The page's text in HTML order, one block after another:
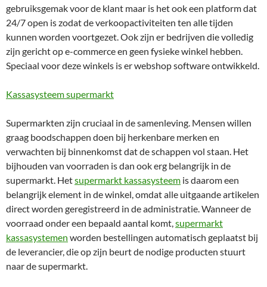
gebruiksgemak voor de klant maar is het ook een platform dat
24/7 open is zodat de verkoopactiviteiten ten alle tijden
kunnen worden voortgezet. Ook zijn er bedrijven die volledig
zijn gericht op e-commerce en geen fysieke winkel hebben.
Speciaal voor deze winkels is er webshop software ontwikkeld.
Kassasysteem supermarkt
Supermarkten zijn cruciaal in de samenleving. Mensen willen
graag boodschappen doen bij herkenbare merken en
verwachten bij binnenkomst dat de schappen vol staan. Het
bijhouden van voorraden is dan ook erg belangrijk in de
supermarkt. Hetsupermarkt kassasysteem is daarom een
belangrijk element in de winkel, omdat alle uitgaande artikelen
direct worden geregistreerd in de administratie. Wanneer de
voorraad onder een bepaald aantal komt,supermarkt
kassasystemen worden bestellingen automatisch geplaatst bij
de leverancier, die op zijn beurt de nodige producten stuurt
naar de supermarkt.